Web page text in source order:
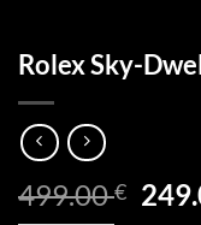
Rolex Sky-
499.00€